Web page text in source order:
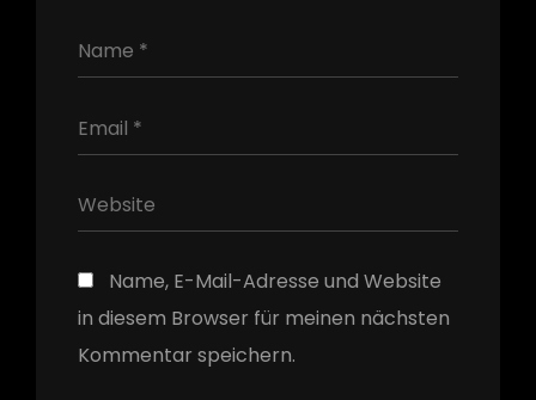
Name, E-Mail-Adresse und Website
in diesem Browser für meinen nächsten
Kommentar speichern.